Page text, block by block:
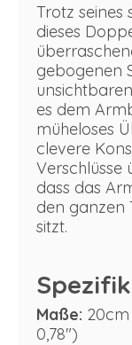
Trotz seines
dieses
gebogenen
es dem
müheloses
clevere
Verschlüsse
dass das
den ganzen
sitzt.
Maße:
0,78")